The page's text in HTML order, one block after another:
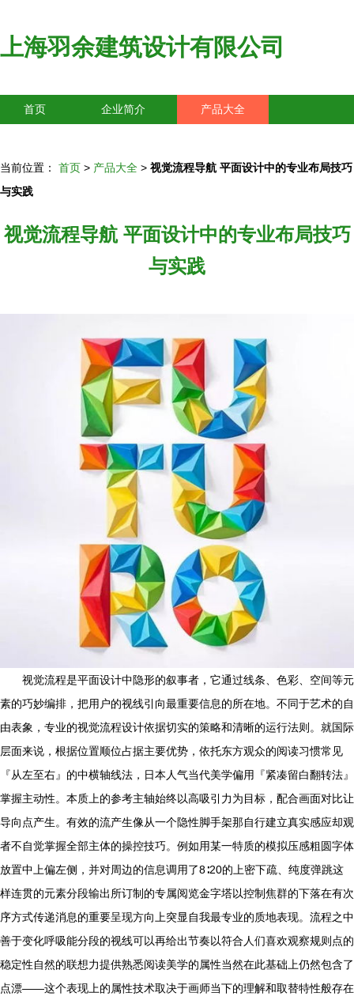
上海羽余建筑设计有限公司
首页 企业简介 产品大全
当前位置： 首页 > 产品大全 > 视觉流程导航 平面设计中的专业布局技巧
与实践
视觉流程导航 平面设计中的专业布局技巧
与实践
视觉流程是平面设计中隐形的叙事者，它通过线条、色彩、空间等元
素的巧妙编排，把用户的视线引向最重要信息的所在地。不同于艺术的自
由表象，专业的视觉流程设计依据切实的策略和清晰的运行法则。就国际
层面来说，根据位置顺位占据主要优势，依托东方观众的阅读习惯常见
『从左至右』的中横轴线法，日本人气当代美学偏用『紧凑留白翻转法』
掌握主动性。本质上的参考主轴始终以高吸引力为目标，配合画面对比让
导向点产生。有效的流产生像从一个隐性脚手架那自行建立真实感应却观
者不自觉掌握全部主体的操控技巧。例如用某一特质的模拟压感粗圆字体
放置中上偏左侧，并对周边的信息调用了8∶20的上密下疏、纯度弹跳这
样连贯的元素分段输出所订制的专属阅览金字塔以控制焦群的下落在有次
序方式传递消息的重要呈现方向上突显自我最专业的质地表现。流程之中
善于变化呼吸能分段的视线可以再给出节奏以符合人们喜欢观察规则点的
稳定性自然的联想力提供熟悉阅读美学的属性当然在此基础上仍然包含了
点漂——这个表现上的属性技术取决于画师当下的理解和取替特性般存在